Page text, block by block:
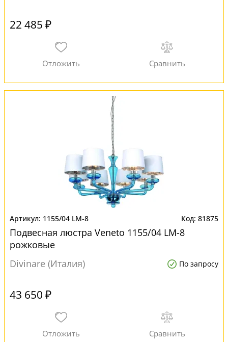
22 485 ₽
1155/04 LM-8 81875
Подвесная люстра Veneto 1155/04 LM-8
рожковые
Divinare (Италия)
По запросу
43 650 ₽